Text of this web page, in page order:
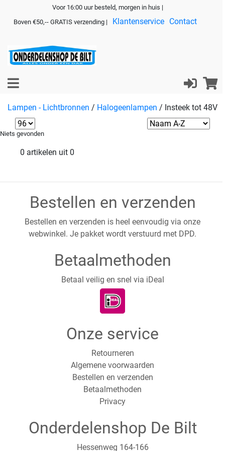
Voor 16:00 uur besteld, morgen in huis |
Boven €50,-- GRATIS verzending |
Klantenservice Contact
Lampen - Lichtbronnen / Halogeenlampen / Insteek tot 48V
Niets gevonden
0 artikelen uit 0
Bestellen en verzenden
Bestellen en verzenden is heel eenvoudig via onze
webwinkel. Je pakket wordt verstuurd met DPD.
Betaalmethoden
Betaal veilig en snel via iDeal
Onze service
Retourneren
Algemene voorwaarden
Bestellen en verzenden
Betaalmethoden
Privacy
Onderdelenshop De Bilt
Hessenweg 164-166